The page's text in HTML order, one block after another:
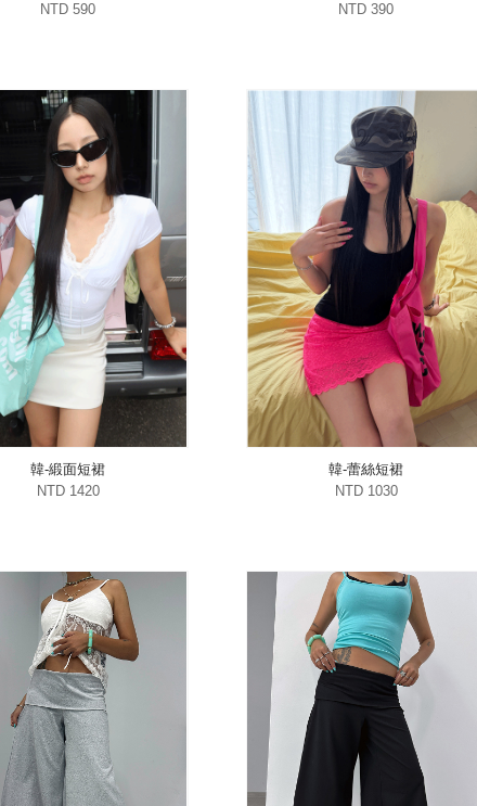
NTD 590
NTD 390
韓-緞面短裙
NTD 1420
韓-蕾絲短裙
NTD 1030